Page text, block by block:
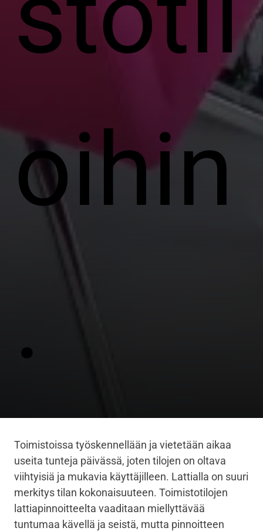
oihin
.
Toimistoissa työskennellään ja vietetään aikaa
useita tunteja päivässä, joten tilojen on oltava
viihtyisiä ja mukavia käyttäjilleen. Lattialla on suuri
merkitys tilan kokonaisuuteen. Toimistotilojen
lattiapinnoitteelta vaaditaan miellyttävää
tuntumaa kävellä ja seistä, mutta pinnoitteen